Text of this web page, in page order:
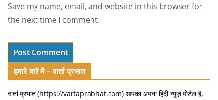
Save my name, email, and website in this browser for
the next time I comment.
हमारे बारे में – वार्ता प्रभात
वार्ता प्रभात (https://vartaprabhat.com) आपका अपना हिंदी न्यूज़ पोर्टल है,